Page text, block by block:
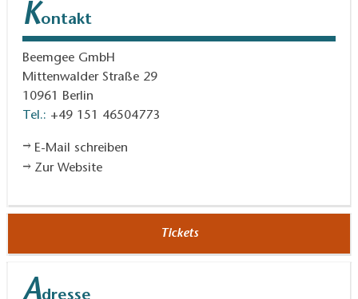
Kontakt
Beemgee GmbH
Mittenwalder Straße 29
10961
Berlin
Tel.: +49 151 46504773
E-Mail schreiben
Zur Website
Tickets